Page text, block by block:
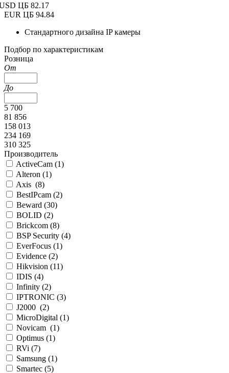
ЦБ 82.17
EUR ЦБ 94.84
Стандартного дизайна IP камеры
Подбор по характеристикам
Розница
От
До
5 700
81 856
158 013
234 169
310 325
Производитель
ActiveCam (1)
Alteron (1)
Axis (8)
BestIPcam (2)
Beward (30)
BOLID (2)
Brickcom (8)
BSP Security (4)
EverFocus (1)
Evidence (2)
Hikvision (11)
IDIS (4)
Infinity (2)
IPTRONIC (3)
J2000 (2)
MicroDigital (1)
Novicam (1)
Optimus (1)
RVi (7)
Samsung (1)
Smartec (5)